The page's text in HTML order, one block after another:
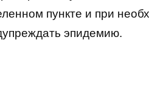
пункте и при
эпидемию.